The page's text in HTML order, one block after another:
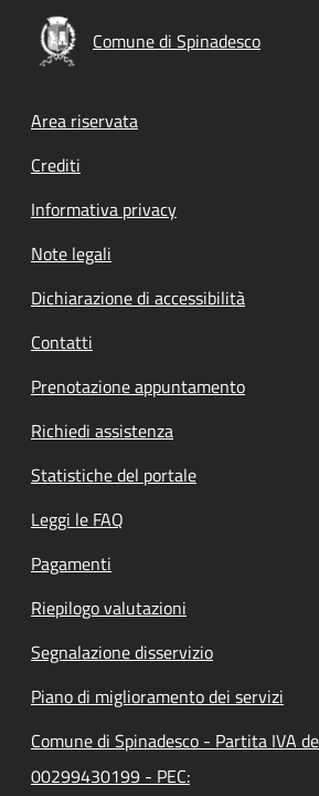
Comune di Spinadesco
Footer menu
Area riservata
Crediti
Informativa privacy
Note legali
Dichiarazione di accessibilità
Contatti
Prenotazione appuntamento
Richiedi assistenza
Statistiche del portale
Leggi le FAQ
Pagamenti
Riepilogo valutazioni
Segnalazione disservizio
Piano di miglioramento dei servizi
Comune di Spinadesco - Partita IVA
00299430199 - PEC: